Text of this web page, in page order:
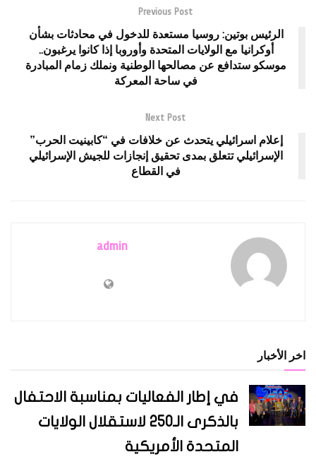
Previous Post
الرئيس بوتين: روسيا مستعدة للدخول في محادثات بشأن
أوكرانيا مع الولايات المتحدة وأوروبا إذا كانوا يرغبون..
موسكو ستدافع عن مصالحها الوطنية ونملك زمام المبادرة
في ساحة المعركة
Next Post
إعلام اسرائيلي يتحدث عن خلافات في “كابينيت الحرب”
الإسرائيلي تتعلق بمدى تحقيق إنجازات للجيش الإسرائيلي
في القطاع
admin
اخر الأخبار
في إطار الفعاليات بمناسبة الاحتفال
بالذكرى الـ250 لاستقلال الولايات
المتحدة الأمريكية